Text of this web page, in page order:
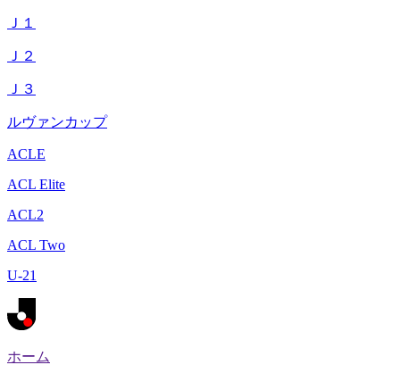
Ｊ１
Ｊ２
Ｊ３
ルヴァンカップ
ACLE
ACL Elite
ACL2
ACL Two
U-21
ホーム